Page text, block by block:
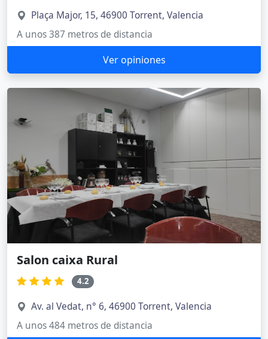
Plaça Major, 15, 46900 Torrent, Valencia
A unos 387 metros de distancia
Ver opiniones
Salon caixa Rural
4.2
Av. al Vedat, n° 6, 46900 Torrent, Valencia
A unos 484 metros de distancia